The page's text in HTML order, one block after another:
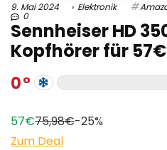
9. Mai 2024 Elektronik
0
Sennheiser HD
Kopfhörer für 57€
0
57€75,98€-25%
Zum Deal